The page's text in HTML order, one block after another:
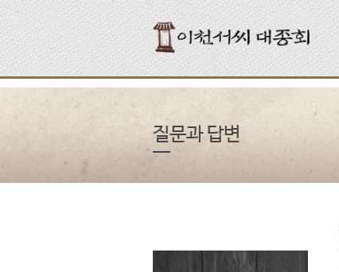
질문과 답변